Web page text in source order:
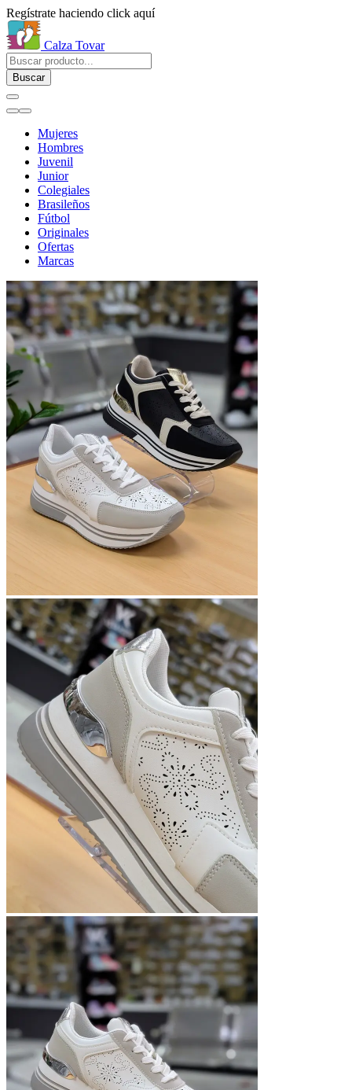
Regístrate haciendo click aquí
Calza Tovar
Buscar
Mujeres
Hombres
Juvenil
Junior
Colegiales
Brasileños
Fútbol
Originales
Ofertas
Marcas